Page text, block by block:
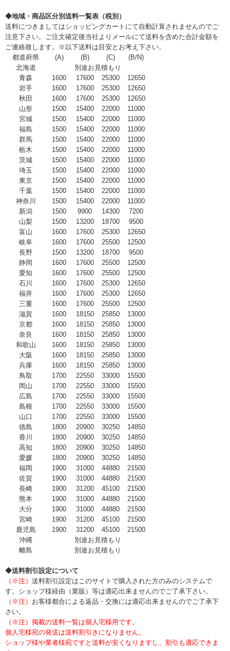
◆地域・商品区分別送料一覧表（税別）
送料につきましてはショッピングカートにて自動計算されませんのでご
注意下さい。ご注文確定後当社よりメールにて送料を含めた合計金額を
ご連絡致します。※以下送料は目安とお考え下さい。
都道府県
(A) (B) (C)
(B/N)
北海道
別途お見積もり
青森
1600 17600 25300
12650
岩手
1600 17600 25300
12650
秋田
1600 17600 25300
12650
山形
1500 15400 22000
11000
宮城
1500 15400 22000
11000
福島
1500 15400 22000
11000
群馬
1500 15400 22000
11000
栃木
1500 15400 22000
11000
茨城
1500 15400 22000
11000
埼玉
1500 15400 22000
11000
東京
1500 15400 22000
11000
千葉
1500 15400 22000
11000
神奈川
1500 15400 22000
11000
新潟
1500 9900 14300
7200
山梨
1500 13200 18700
9500
富山
1600 17600 25300
12650
岐阜
1600 17600 25500
12500
長野
1500 13200 18700
9500
静岡
1600 17600 25500
12500
愛知
1600 17600 25500
12500
石川
1600 17600 25300
12650
福井
1600 17600 25300
12650
三重
1600 17600 25500
12500
滋賀
1600 18150 25850
13000
京都
1600 18150 25850
13000
奈良
1600 18150 25850
13000
和歌山
1600 18150 25850
13000
大阪
1600 18150 25850
13000
兵庫
1600 18150 25850
13000
鳥取
1700 22550 33000
15500
岡山
1700 22550 33000
15500
広島
1700 22550 33000
15500
島根
1700 22550 33000
15500
山口
1700 22550 33000
15500
徳島
1800 20900 30250
14850
香川
1800 20900 30250
14850
高知
1800 20900 30250
14850
愛媛
1800 20900 30250
14850
福岡
1900 31000 44880
21500
佐賀
1900 31000 44880
21500
長崎
1900 31200 45100
21500
熊本
1900 31000 44880
21500
大分
1900 31000 44880
21500
宮崎
1900 31200 45100
21500
鹿児島
1900 31200 45100
21500
沖縄
別途お見積もり
離島
別途お見積もり
◆送料割引設定について
（※注） 送料割引設定はこのサイトで購入された方のみのシステムで
す。ショップ様経由（業販）等は適応出来ませんのでご了承下さい。
（※注） お客様都合による返品・交換には適応出来ませんのでご了承下
さい。
（※注）掲載の送料一覧は個人宅様用です。
個人宅様宛の発送は送料割引きになりません。
ショップ様や業者様宛ですと送料が安くなりますし、割引も適応できま